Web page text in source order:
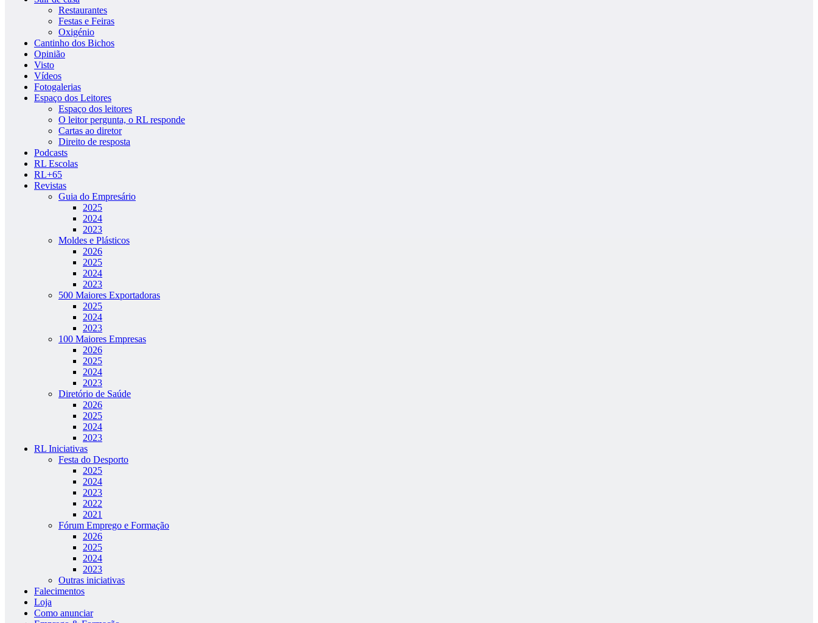
Restaurantes
Festas e Feiras
Oxigénio
Cantinho dos Bichos
Opinião
Visto
Vídeos
Fotogalerias
Espaço dos Leitores
Espaço dos leitores
O leitor pergunta, o RL responde
Cartas ao diretor
Direito de resposta
Podcasts
RL Escolas
RL+65
Revistas
Guia do Empresário
2025
2024
2023
Moldes e Plásticos
2026
2025
2024
2023
500 Maiores Exportadoras
2025
2024
2023
100 Maiores Empresas
2026
2025
2024
2023
Diretório de Saúde
2026
2025
2024
2023
RL Iniciativas
Festa do Desporto
2025
2024
2023
2022
2021
Fórum Emprego e Formação
2026
2025
2024
2023
Outras iniciativas
Falecimentos
Loja
Como anunciar